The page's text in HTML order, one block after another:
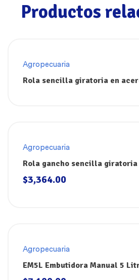
Productos
Agropecuaria
Rola sencilla giratoria en
Agropecuaria
Rola gancho sencilla giratoria
inoxidable para colgar la res
And Sons
$3,364.00
Agropecuaria
EM5L Embutidora Manual 5
Inoxidable 304 Dokin